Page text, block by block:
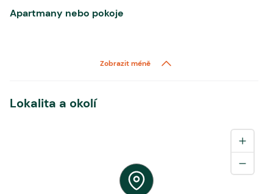
Apartmany nebo pokoje
Zobrazit méně
Lokalita a okolí